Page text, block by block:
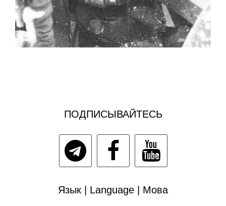
ПОДПИСЫВАЙТЕСЬ
Язык | Language | Мова